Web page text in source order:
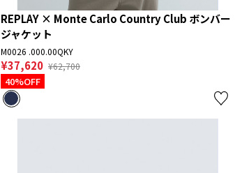
REPLAY × Monte Carlo Country Club ボンバー
ジャケット
M0026 .000.00QKY
¥37,620 ¥62,700
40%OFF